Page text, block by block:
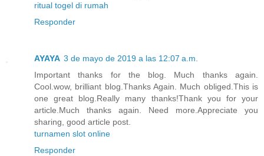
ritual togel di rumah
Responder
AYAYA 3 de mayo de 2019 a las 12:07 a.m.
Important thanks for the blog. Much thanks again.
Cool.wow, brilliant blog.Thanks Again. Much obliged.This is
one great blog.Really many thanks!Thank you for your
article.Much thanks again. Need more.Appreciate you
sharing, good article post.
turnamen slot online
Responder